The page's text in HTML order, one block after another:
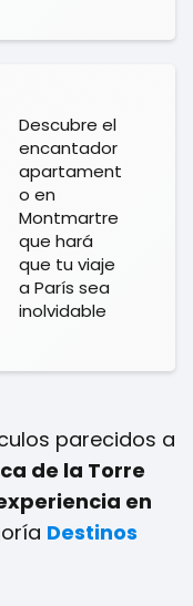
Descubre el
encantador
apartament
o en
Montmartre
que hará
que tu viaje
a París sea
inolvidable
parecidos a
de la Torre
en
Destinos